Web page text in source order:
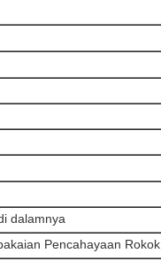
dalamnya
Pencahayaan Rokok.